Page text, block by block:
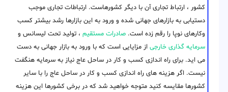
کشور ، ارتباط تجاری آن با دیگر کشورهاست. ارتباطات تجاری موجب
دستیابی به بازارهای جهانی شده و ورود به این بازارها رشد بیشتر کسب
وکارهای نوپا را رقم زده است. صادرات مستقیم، تولید تحت لیسانس و
سرمایه گذاری خارجیاز مزایایی است که با ورود به بازار جهانی به دست
می اید. برای راه اندازی کسب و کار در ساحل عاج نیاز به سرمایه هنگفت
نیست. اگر هزینه های راه اندازی کسب و کار در ساحل عاج را با سایر
کشورها مقایسه کنید متوجه خواهید شد که در برخی کشورها این هزینه